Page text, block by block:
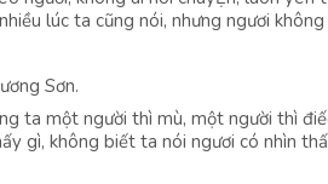
lúc ta cũng nói, nhưng ngươi không
Sơn.
ta một người thì mù, một người thì
gì, không biết ta nói ngươi có nhìn